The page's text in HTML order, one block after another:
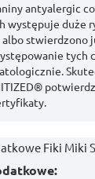
antyalergic
występuje duże
stwierdzono
tych